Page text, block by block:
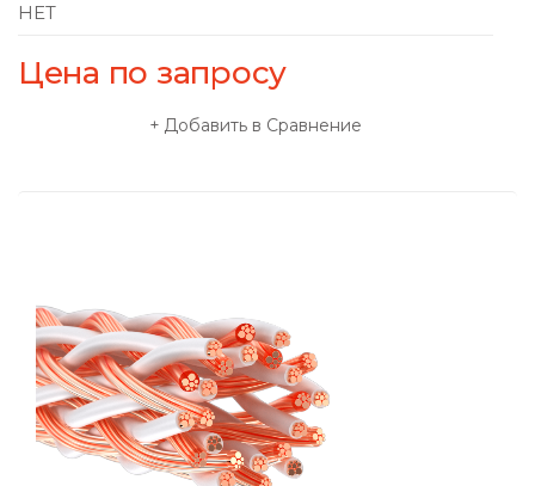
НЕТ
Цена по запросу
Добавить в Сравнение